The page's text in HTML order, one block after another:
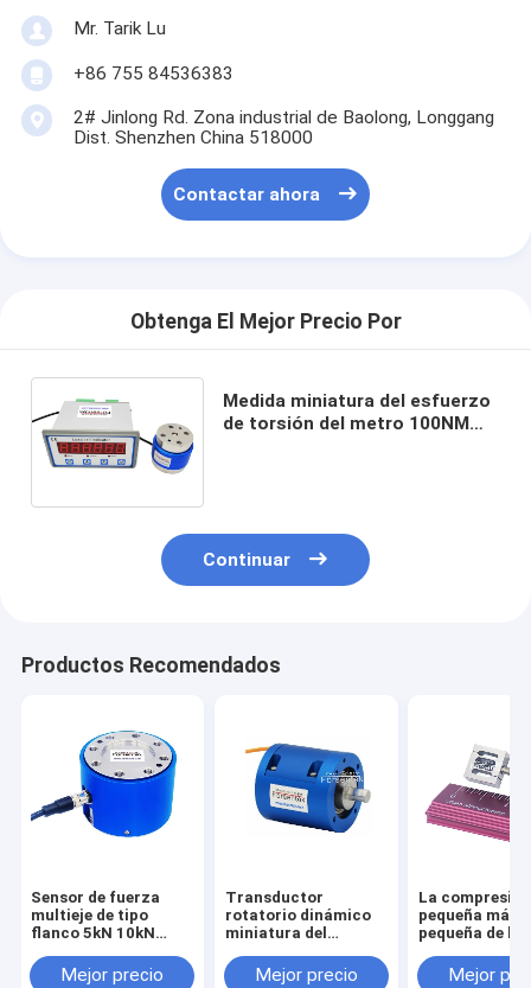
Mr. Tarik Lu
+86 755 84536383
2# Jinlong Rd. Zona industrial de Baolong, Longgang
Dist. Shenzhen China 518000
Contactar ahora
Obtenga El Mejor Precio Por
Medida miniatura del esfuerzo
de torsión del metro 100NM
Continuar
Productos Recomendados
Sensor de fuerza
multieje de tipo
flanco 5kN 10kN
100kN Célula de
Mejor precio
Transductor
rotatorio dinámico
miniatura del
del sensor 1NM 2NM
Mejor precio
La
pequeña más
pequeña de la
la fuerza del
Mejor